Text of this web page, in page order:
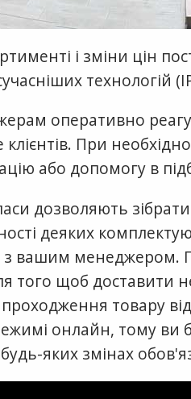
і зміни цін
технологій
оперативно
При
або допомогу в
дозволяють
деяких
з вашим менеджером.
того щоб доставити
товару
онлайн, тому
яких змінах